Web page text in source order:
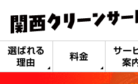
選ばれる
理由
料金
サー
案